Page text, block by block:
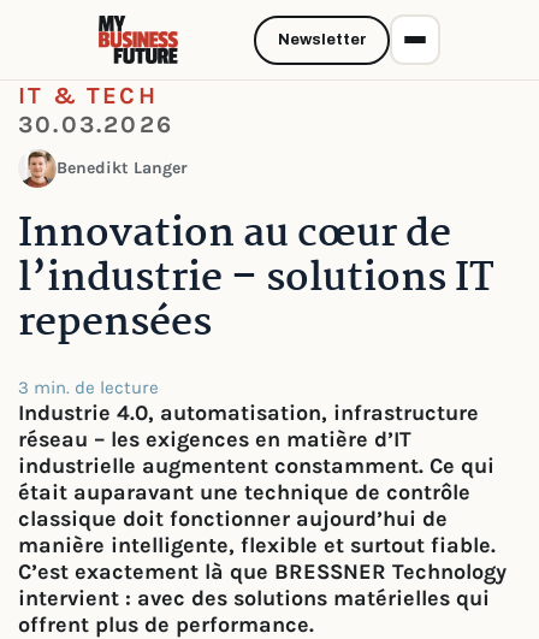
IT & TECH
30.03.2026
Benedikt Langer
Innovation au cœur de
l’industrie – solutions IT
repensées
3 min. de lecture
Industrie 4.0, automatisation, infrastructure
réseau – les exigences en matière d’IT
industrielle augmentent constamment. Ce qui
était auparavant une technique de contrôle
classique doit fonctionner aujourd’hui de
manière intelligente, flexible et surtout fiable.
C’est exactement là que BRESSNER Technology
intervient : avec des solutions matérielles qui
offrent plus de performance.
Newsletter